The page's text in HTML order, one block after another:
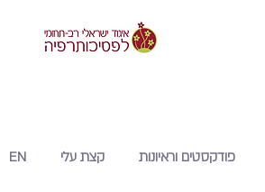
פודקסטים וראיונות קצת עלי EN